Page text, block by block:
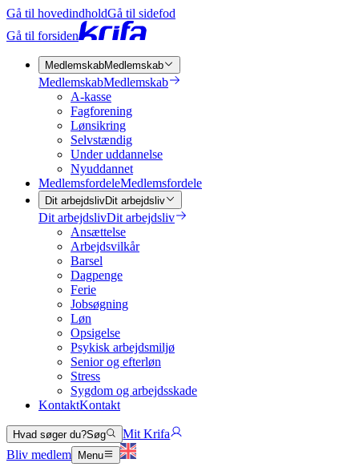
Gå til hovedindholdGå til sidefod
Gå til forsiden
MedlemskabMedlemskab
MedlemskabMedlemskab
A-kasse
Fagforening
Lønsikring
Selvstændig
Under uddannelse
Nyuddannet
MedlemsfordeleMedlemsfordele
Dit arbejdslivDit arbejdsliv
Dit arbejdslivDit arbejdsliv
Ansættelse
Arbejdsvilkår
Barsel
Dagpenge
Ferie
Jobsøgning
Løn
Opsigelse
Psykisk arbejdsmiljø
Senior og efterløn
Stress
Sygdom og arbejdsskade
KontaktKontakt
Hvad søger du?Søg
Mit Krifa
Bliv medlem
Menu